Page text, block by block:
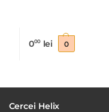
000 lei 0
Cercei Helix